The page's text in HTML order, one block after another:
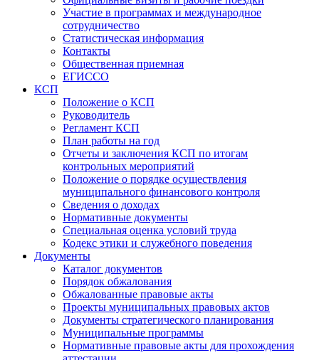
Участие в программах и международное
сотрудничество
Статистическая информация
Контакты
Общественная приемная
ЕГИССО
КСП
Положение о КСП
Руководитель
Регламент КСП
План работы на год
Отчеты и заключения КСП по итогам
контрольных мероприятий
Положение о порядке осуществления
муниципального финансового контроля
Сведения о доходах
Нормативные документы
Специальная оценка условий труда
Кодекс этики и служебного поведения
Документы
Каталог документов
Порядок обжалования
Обжалованные правовые акты
Проекты муниципальных правовых актов
Документы стратегического планирования
Муниципальные программы
Нормативные правовые акты для прохождения